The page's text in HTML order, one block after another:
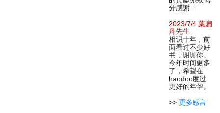
分感謝！
2023/7/4 葉扁
舟先生
相识十年，前
面看过不少好
书，谢谢你。
今年时间更多
了，希望在
haodoo度过
更好的年华。
>> 更多感言